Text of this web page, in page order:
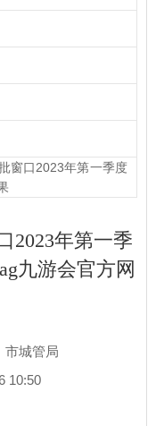
窗口2023年第一季度
2023年第一季
九游会官方网
市城管局
10:50